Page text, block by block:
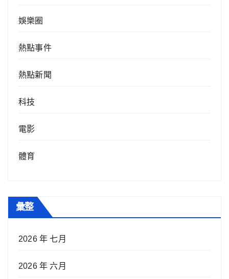
娛樂圈
熱點事件
熱點新聞
科技
電影
體育
彙整
2026 年 七月
2026 年 六月